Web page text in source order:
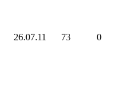
26.07.11 73 0